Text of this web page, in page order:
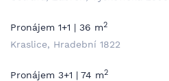
Pronájem 1+1 | 36 m2
Kraslice, Hradební 1822
Pronájem 3+1 | 74 m2